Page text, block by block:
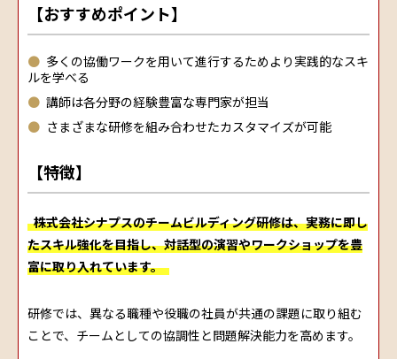
【おすすめポイント】
多くの協働ワークを用いて進行するためより実践的なスキ
ルを学べる
講師は各分野の経験豊富な専門家が担当
さまざまな研修を組み合わせたカスタマイズが可能
【特徴】
株式会社シナプスのチームビルディング研修は、実務に即し
たスキル強化を目指し、対話型の演習やワークショップを豊
富に取り入れています。
研修では、異なる職種や役職の社員が共通の課題に取り組む
ことで、チームとしての協調性と問題解決能力を高めます。